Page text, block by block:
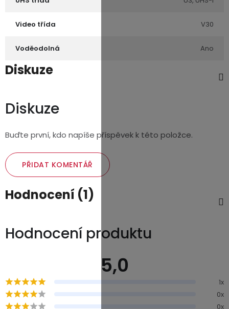
Video třída V30
Voděodolná Ano
Diskuze
Diskuze
Buďte první, kdo napíše příspěvek k této položce.
PŘIDAT KOMENTÁŘ
Hodnocení (1)
Hodnocení produktu
5,0
Průměrné
hodnocení
produktu
je
1x
0x
0x